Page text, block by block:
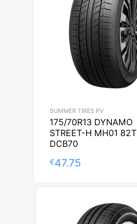
SUMMER TIRES PV
175/70R13 DYNAMO
STREET-H MH01 82T
DCB70
€47.75